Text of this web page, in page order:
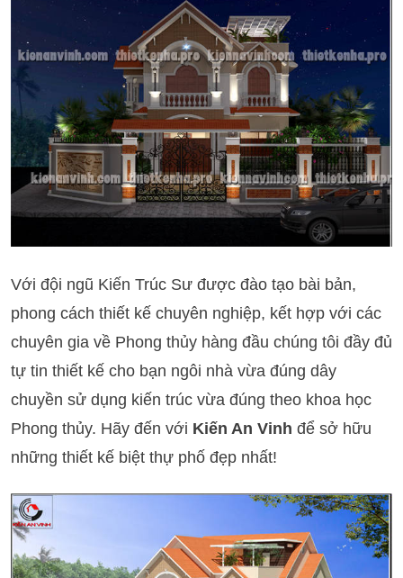
Với đội ngũ Kiến Trúc Sư được đào tạo bài bản,
phong cách thiết kế chuyên nghiệp, kết hợp với các
chuyên gia về Phong thủy hàng đầu chúng tôi đầy đủ
tự tin thiết kế cho bạn ngôi nhà vừa đúng dây
chuyền sử dụng kiến trúc vừa đúng theo khoa học
Phong thủy. Hãy đến với Kiến An Vinh để sở hữu
những thiết kế biệt thự phố đẹp nhất!